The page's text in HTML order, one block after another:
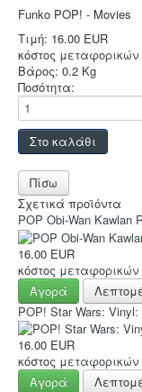
Manga - Anime
Sleeves
Accessories
Στρατηγικής
Φαντασίας
Οικογενειακά
2-Παίκτες
Ελληνικά
Χρώματα
TCG-LCG
Παιχνίδια Ρόλου
Puzzle
Funko POP! - Movies
Τιμή: 16.00 EUR
κόστος μεταφορικών
Βάρος: 0.2 Kg
Ποσότητα:
Σχετικά προϊόντα
POP Obi-Wan Kawlan
16.00 EUR
κόστος μεταφορικών
Αγορά
POP! Star Wars: Vinyl:
16.00 EUR
κόστος μεταφορικών
Αγορά